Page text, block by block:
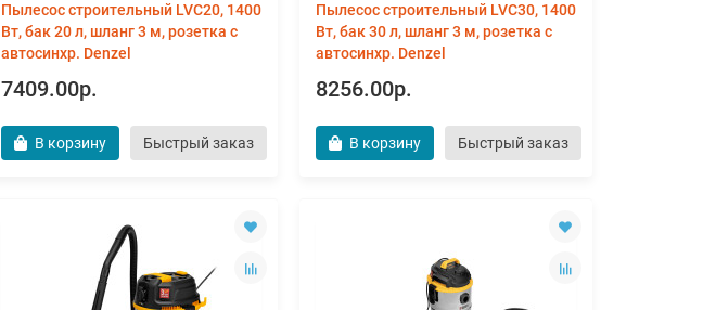
Пылесос строительный LVC20, 1400
Вт, бак 20 л, шланг 3 м, розетка с
автосинхр. Denzel
7409.00р.
В корзину Быстрый заказ
Пылесос строительный LVC30, 1400
Вт, бак 30 л, шланг 3 м, розетка с
автосинхр. Denzel
8256.00р.
В корзину Быстрый заказ